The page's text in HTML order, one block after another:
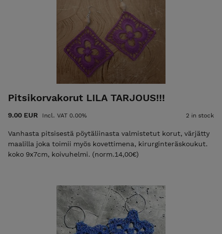
Pitsikorvakorut LILA TARJOUS!!!
9.00 EUR Incl. VAT 0.00% 2 in stock
Vanhasta pitsisestä pöytäliinasta valmistetut korut, värjätty
maalilla joka toimii myös kovettimena, kirurginteräskoukut.
koko 9x7cm, koivuhelmi. (norm.14,00€)